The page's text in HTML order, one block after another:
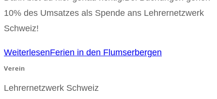
10% des Umsatzes als Spende ans Lehrernetzwerk
Schweiz!
WeiterlesenFerien in den Flumserbergen
Verein
Lehrernetzwerk Schweiz